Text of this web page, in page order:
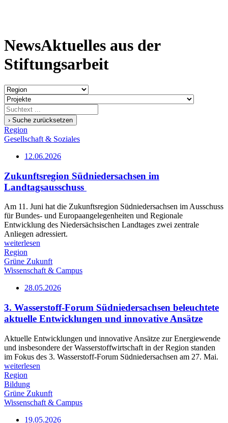
NewsAktuelles aus der
Stiftungsarbeit
› Suche zurücksetzen
Region
Gesellschaft & Soziales
12.06.2026
Zukunftsregion Südniedersachsen im
Landtagsausschuss
Am 11. Juni hat die Zukunftsregion Südniedersachsen im Ausschuss
für Bundes- und Europaangelegenheiten und Regionale
Entwicklung des Niedersächsischen Landtages zwei zentrale
Anliegen adressiert.
weiterlesen
Region
Grüne Zukunft
Wissenschaft & Campus
28.05.2026
3. Wasserstoff-Forum Südniedersachsen beleuchtete
aktuelle Entwicklungen und innovative Ansätze
Aktuelle Entwicklungen und innovative Ansätze zur Energiewende
und insbesondere der Wasserstoffwirtschaft in der Region standen
im Fokus des 3. Wasserstoff-Forum Südniedersachsen am 27. Mai.
weiterlesen
Region
Bildung
Grüne Zukunft
Wissenschaft & Campus
19.05.2026